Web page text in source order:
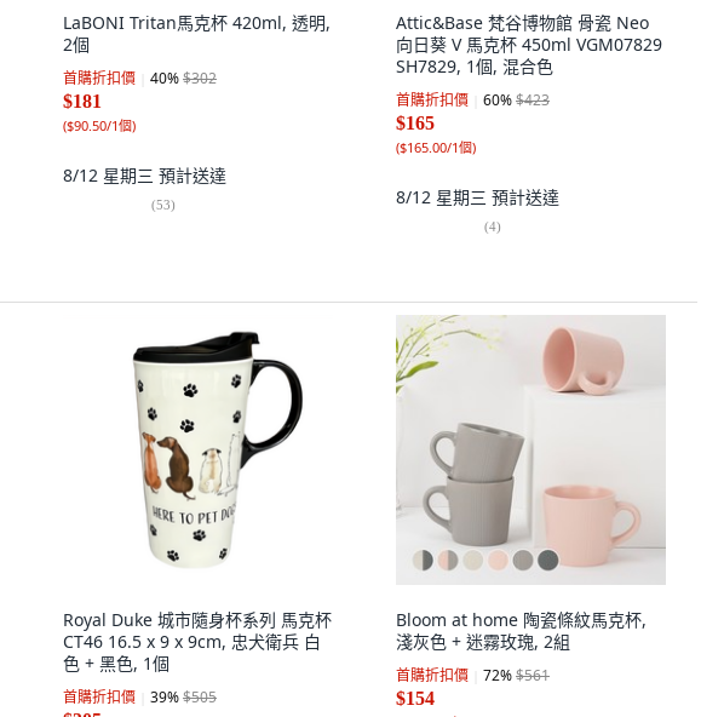
LaBONI Tritan馬克杯 420ml, 透明,
2個
首購折扣價 40%$302
$181
($90.50/1個)
8/12 星期三 預計送達
(53)
Attic&Base 梵谷博物館 骨瓷 Neo
向日葵 V 馬克杯 450ml VGM07829
SH7829, 1個, 混合色
首購折扣價 60%$423
$165
($165.00/1個)
8/12 星期三 預計送達
(4)
Royal Duke 城市隨身杯系列 馬克杯
CT46 16.5 x 9 x 9cm, 忠犬衛兵 白
色 + 黑色, 1個
首購折扣價 39%$505
Bloom at home 陶瓷條紋馬克杯,
淺灰色 + 迷霧玫瑰, 2組
首購折扣價 72%$561
$154